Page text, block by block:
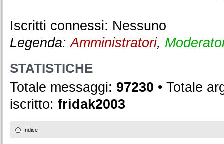
Iscritti connessi: Nessuno
Legenda:Amministratori,
STATISTICHE
Totale messaggi: 97230 • Totale
iscritto: fridak2003
Indice